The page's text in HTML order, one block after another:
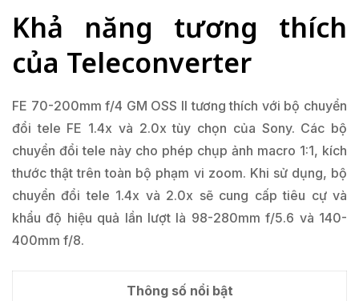
Khả năng tương thích
của Teleconverter
FE 70-200mm f/4 GM OSS II tương thích với bộ chuyển
đổi tele FE 1.4x và 2.0x tùy chọn của Sony. Các bộ
chuyển đổi tele này cho phép chụp ảnh macro 1:1, kích
thước thật trên toàn bộ phạm vi zoom. Khi sử dụng, bộ
chuyển đổi tele 1.4x và 2.0x sẽ cung cấp tiêu cự và
khẩu độ hiệu quả lần lượt là 98-280mm f/5.6 và 140-
400mm f/8.
Thông số nổi bật